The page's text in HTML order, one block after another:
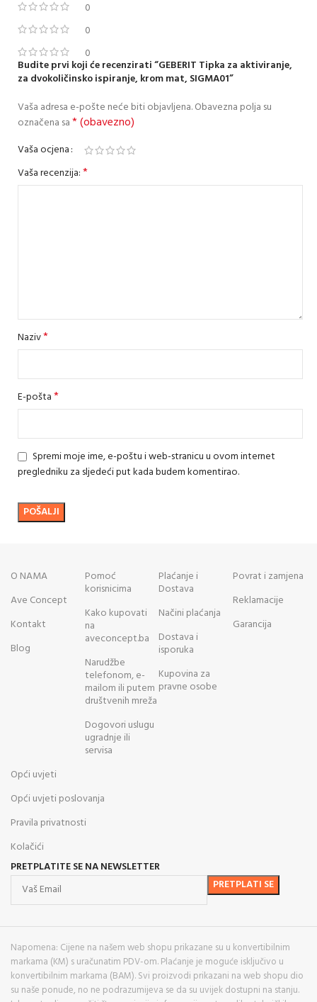
0
0
0
Budite prvi koji će recenzirati “GEBERIT Tipka za aktiviranje,
za dvokoličinsko ispiranje, krom mat, SIGMA01”
Vaša adresa e-pošte neće biti objavljena.Obavezna polja su
označena sa* (obavezno)
Vaša ocjena
Vaša recenzija:*
Naziv*
E-pošta*
Spremi moje ime, e-poštu i web-stranicu u ovom internet
pregledniku za sljedeći put kada budem komentirao.
O NAMA
Ave Concept
Kontakt
Blog
Pomoć
korisnicima
Kako kupovati
na
aveconcept.ba
Narudžbe
telefonom, e-
mailom ili putem
društvenih mreža
Dogovori uslugu
ugradnje ili
servisa
Plaćanje i
Dostava
Načini plaćanja
Dostava i
isporuka
Kupovina za
pravne osobe
Povrat i zamjena
Reklamacije
Garancija
Opći uvjeti
Opći uvjeti poslovanja
Pravila privatnosti
Kolačići
PRETPLATITE SE NA NEWSLETTER
Napomena: Cijene na našem web shopu prikazane su u konvertibilnim
markama (KM) s uračunatim PDV-om. Plaćanje je moguće isključivo u
konvertibilnim markama (BAM). Svi proizvodi prikazani na web shopu dio
su naše ponude, no ne podrazumijeva se da su uvijek dostupni na stanju.